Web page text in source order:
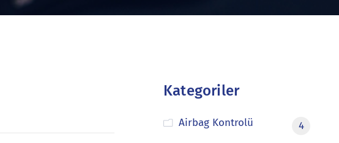
Kategoriler
Airbag Kontrolü
4